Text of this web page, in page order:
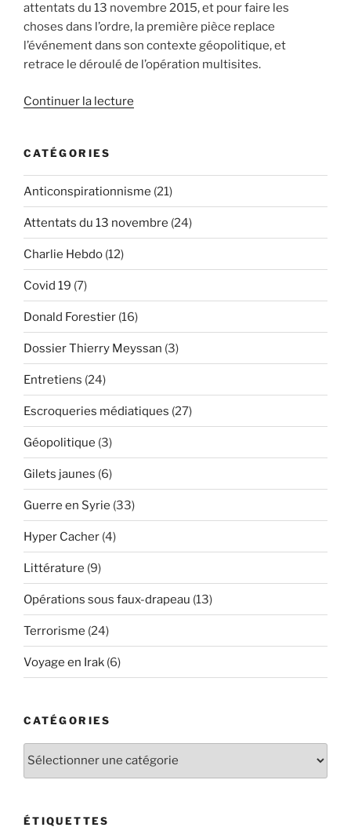
attentats du 13 novembre 2015, et pour faire les
choses dans l’ordre, la première pièce replace
l’événement dans son contexte géopolitique, et
retrace le déroulé de l’opération multisites.
Continuer la lecture
novembre
2015
contexte
déroulement »
CATÉGORIES
Anticonspirationnisme (21)
Attentats du 13 novembre (24)
Charlie Hebdo (12)
Covid 19 (7)
Donald Forestier (16)
Dossier Thierry Meyssan (3)
Entretiens (24)
Escroqueries médiatiques (27)
Géopolitique (3)
Gilets jaunes (6)
Guerre en Syrie (33)
Hyper Cacher (4)
Littérature (9)
Opérations sous faux-drapeau (13)
Terrorisme (24)
Voyage en Irak (6)
CATÉGORIES
Catégories
ÉTIQUETTES